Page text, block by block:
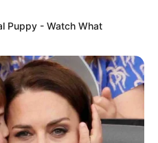
Puppy - Watch What